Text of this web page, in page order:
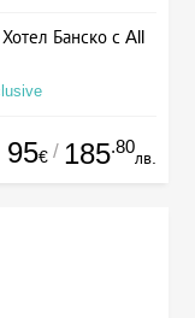
Банско с All
95€ / 185.80
лв.